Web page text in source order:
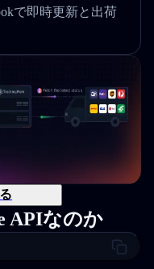
で即時更新と出荷
APIなのか